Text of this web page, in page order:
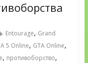
Entourage, Grand
5 Online, GTA Online,
, противоборство,